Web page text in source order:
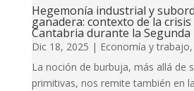
Hegemonía industrial y
ganadera: contexto de la crisis
Cantabria durante la Segunda
Dic 18, 2025 | Economía y trabajo,
La noción de burbuja, más allá de
primitivas, nos remite también en